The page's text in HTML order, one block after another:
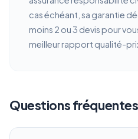
cas échéant, sa garantie
moins 2 ou 3 devis pour
meilleur rapport qualité-
Questions fréquentes